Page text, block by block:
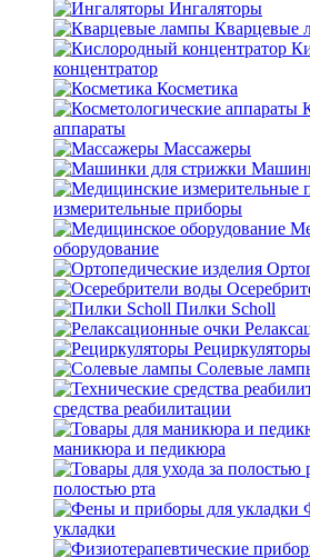
Ингаляторы
Кварцевые
концентратор
Косметика
аппараты
Массажеры
измерительные приборы
оборудование
Пилки Scholl
Рециркуляторы
Солевые
средства реабилитации
маникюра и педикюра
полостью рта
укладки